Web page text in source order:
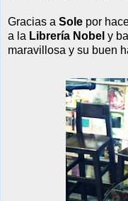
Gracias a Sole por
a la Librería Nobel y
maravillosa y su buen